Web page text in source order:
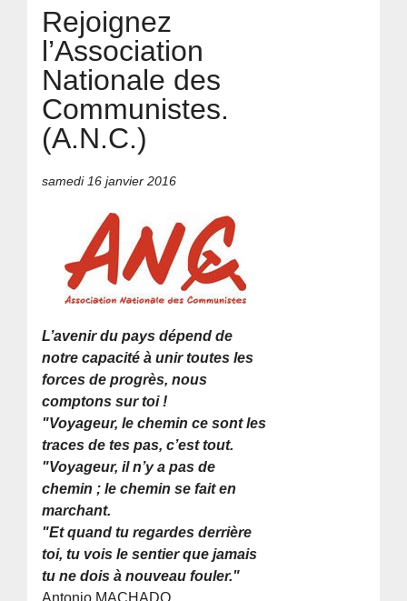
Rejoignez
l’Association
Nationale des
Communistes.
(A.N.C.)
samedi 16 janvier 2016
L’avenir du pays dépend de
notre capacité à unir toutes les
forces de progrès, nous
comptons sur toi !
"Voyageur, le chemin ce sont les
traces de tes pas, c’est tout.
"Voyageur, il n’y a pas de
chemin ; le chemin se fait en
marchant.
"Et quand tu regardes derrière
toi, tu vois le sentier que jamais
tu ne dois à nouveau fouler."